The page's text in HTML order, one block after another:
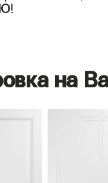
!
на